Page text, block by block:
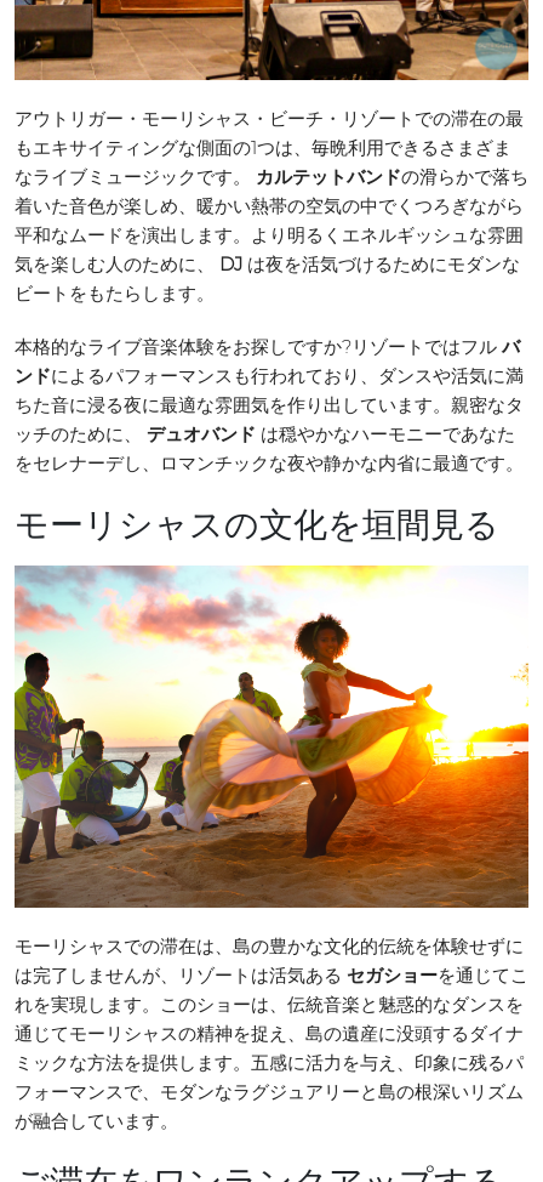
アウトリガー・モーリシャス・ビーチ・リゾートでの滞在の最
もエキサイティングな側面の1つは、毎晩利用できるさまざま
なライブミュージックです。
カルテットバンドの滑らかで落ち
着いた音色が楽しめ、暖かい熱帯の空気の中でくつろぎながら
平和なムードを演出します。より明るくエネルギッシュな雰囲
気を楽しむ人のために、 DJ は夜を活気づけるためにモダンな
ビートをもたらします。
本格的なライブ音楽体験をお探しですか?リゾートではフル バ
ンドによるパフォーマンスも行われており、ダンスや活気に満
ちた音に浸る夜に最適な雰囲気を作り出しています。親密なタ
ッチのために、 デュオバンド は穏やかなハーモニーであなた
をセレナーデし、ロマンチックな夜や静かな内省に最適です。
モーリシャスの文化を垣間見る
モーリシャスでの滞在は、島の豊かな文化的伝統を体験せずに
は完了しませんが、リゾートは活気ある セガショーを通じてこ
れを実現します。このショーは、伝統音楽と魅惑的なダンスを
通じてモーリシャスの精神を捉え、島の遺産に没頭するダイナ
ミックな方法を提供します。五感に活力を与え、印象に残るパ
フォーマンスで、モダンなラグジュアリーと島の根深いリズム
が融合しています。